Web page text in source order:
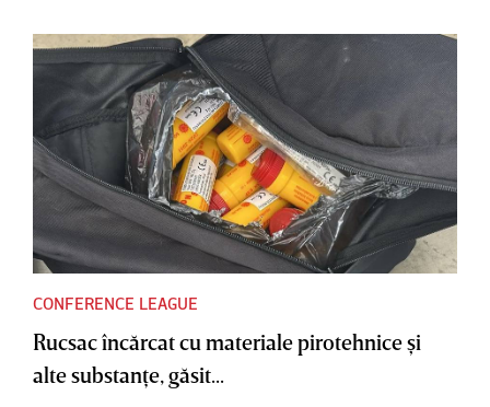
CONFERENCE LEAGUE
Rucsac încărcat cu materiale pirotehnice şi
alte substanţe, găsit...